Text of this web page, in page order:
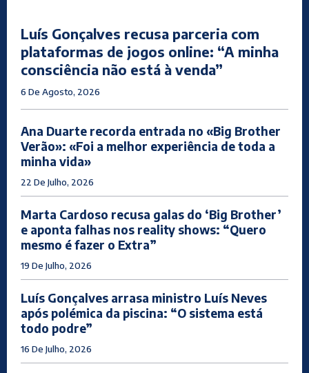
Luís Gonçalves recusa parceria com
plataformas de jogos online: “A minha
consciência não está à venda”
6 De Agosto, 2026
Ana Duarte recorda entrada no «Big Brother
Verão»: «Foi a melhor experiência de toda a
minha vida»
22 De Julho, 2026
Marta Cardoso recusa galas do ‘Big Brother’
e aponta falhas nos reality shows: “Quero
mesmo é fazer o Extra”
19 De Julho, 2026
Luís Gonçalves arrasa ministro Luís Neves
após polémica da piscina: “O sistema está
todo podre”
16 De Julho, 2026